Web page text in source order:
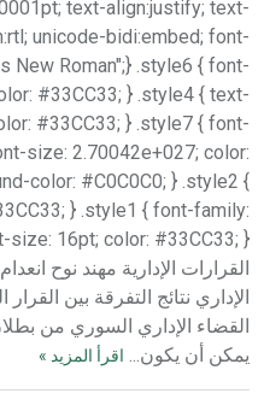
text-align:justify; text-
unicode-bidi:embed; font-
New Roman";} .style6 { font-
#33CC33; } .style4 { text-
#33CC33; } .style7 { font-
size: 2.70042e+027; color:
color: #C0C0C0; } .style2 {
} .style1 { font-family:
القرارات الإدارية مهند نوح
الإداري نتائج التفرقة بين
القضاء الإداري السوري من
يمكن أن يكون... اقرأ المزيد »